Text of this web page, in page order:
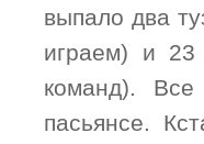
выпало два
играем) и 23
команд).
пасьянсе.